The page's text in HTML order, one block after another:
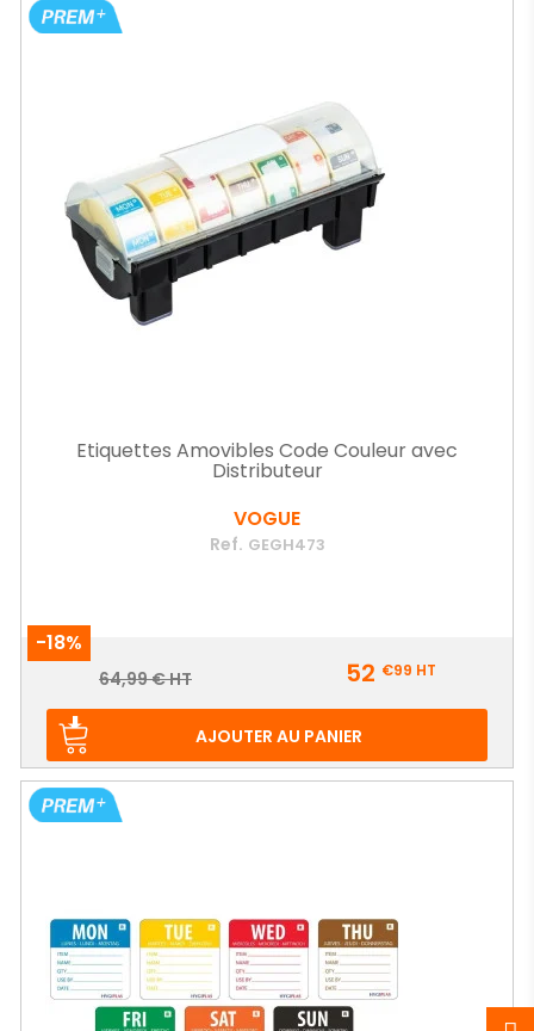
Etiquettes Amovibles Code Couleur avec
Distributeur
VOGUE
Ref. GEGH473
-18%
Prix
Prix
64,99 € HT 52 €99 HT
AJOUTER AU PANIER